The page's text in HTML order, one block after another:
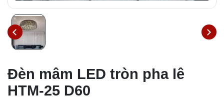
Đèn mâm LED tròn pha lê
HTM-25 D60